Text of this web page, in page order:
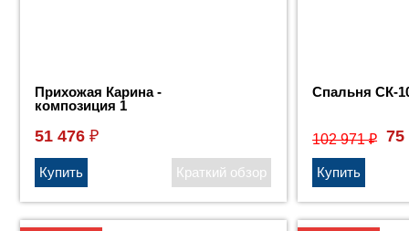
Прихожая Карина -
композиция 1
51 476₽
Спальня СК-
102 971₽